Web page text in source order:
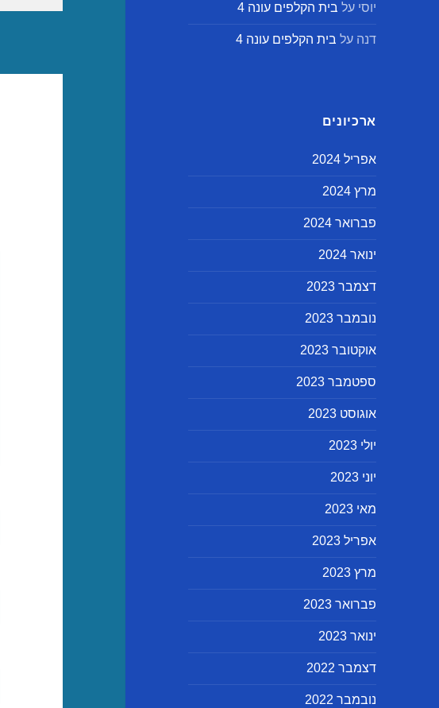
יוסי על בית הקלפים עונה 4
דנה על בית הקלפים עונה 4
ארכיונים
אפריל 2024
מרץ 2024
פברואר 2024
ינואר 2024
דצמבר 2023
נובמבר 2023
אוקטובר 2023
ספטמבר 2023
אוגוסט 2023
יולי 2023
יוני 2023
מאי 2023
אפריל 2023
מרץ 2023
פברואר 2023
ינואר 2023
דצמבר 2022
נובמבר 2022